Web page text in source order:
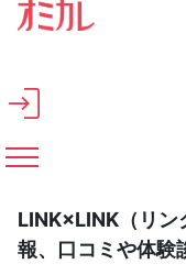
メインコンテンツへスキッ
LINK×LINK（リン
報、口コミや体験